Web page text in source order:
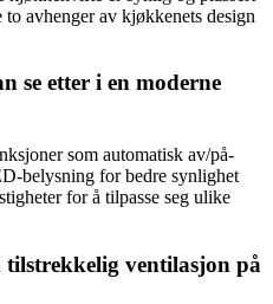
avhenger av kjøkkenets design
se etter i en moderne
som automatisk av/på-
belysning for bedre synlighet
for å tilpasse seg ulike
ventilasjon på